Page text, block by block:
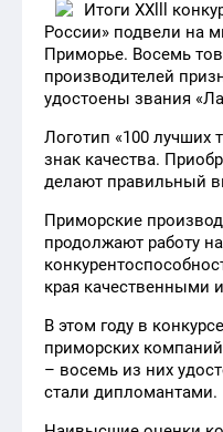
Итоги ХХlll
России» подвели на
Приморье. Восемь
производителей
удостоены звания
Логотип «100 лучших
знак качества.
делают правильный
Приморские
продолжают работу
края качественными
В этом году в
приморских
– восемь из них
стали дипломантами.